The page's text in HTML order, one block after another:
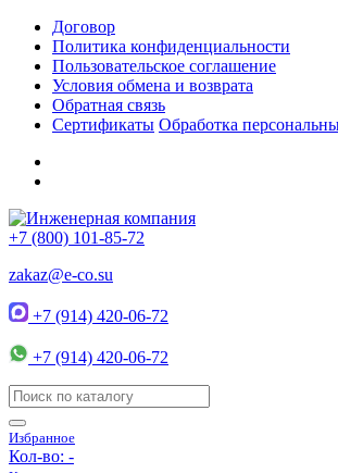
Договор
Политика конфиденциальности
Пользовательское соглашение
Условия обмена и возврата
Обратная связь
Сертификаты Обработка
+7 (800) 101-85-72
zakaz@e-co.su
+7 (914) 420-06-72
+7 (914) 420-06-72
Избранное
Кол-во: -